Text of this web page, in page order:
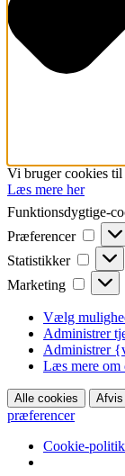
Vi bruger cookies til
Læs mere her
Funktionsdygtige-
Præferencer
Statistikker
Marketing
Vælg
Administrer
Administrer
Læs mere om
Alle cookies Afvis
præferencer
Cookie-politik